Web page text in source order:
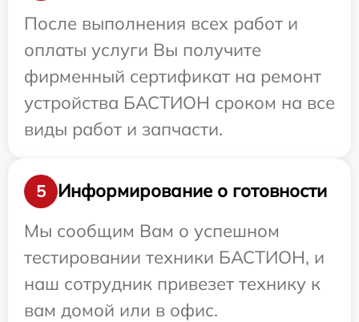
После выполнения всех работ и
оплаты услуги Вы получите
фирменный сертификат на ремонт
устройства БАСТИОН сроком на все
виды работ и запчасти.
5
Информирование о готовности
Мы сообщим Вам о успешном
тестировании техники БАСТИОН, и
наш сотрудник привезет технику к
вам домой или в офис.